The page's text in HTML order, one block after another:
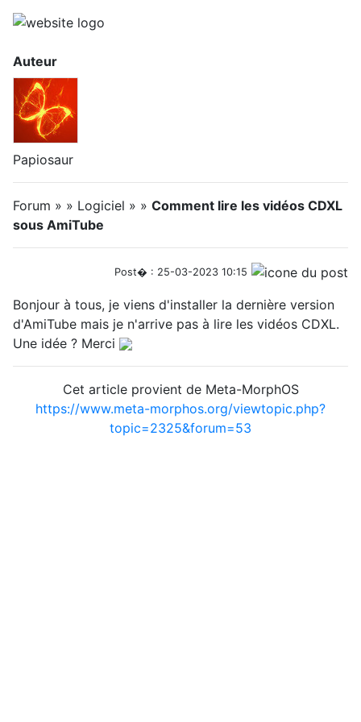
Auteur
Papiosaur
Forum » » Logiciel » » Comment lire les vidéos CDXL
sous AmiTube
Post� : 25-03-2023 10:15
Bonjour à tous, je viens d'installer la dernière version
d'AmiTube mais je n'arrive pas à lire les vidéos CDXL.
Une idée ? Merci
Cet article provient de Meta-MorphOS
https://www.meta-morphos.org/viewtopic.php?
topic=2325&forum=53